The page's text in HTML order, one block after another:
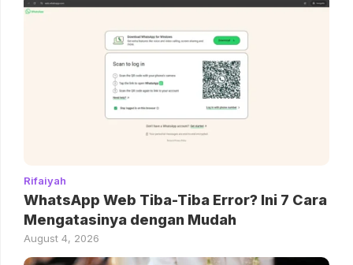
Rifaiyah
WhatsApp Web Tiba-Tiba Error? Ini 7 Cara
Mengatasinya dengan Mudah
August 4, 2026